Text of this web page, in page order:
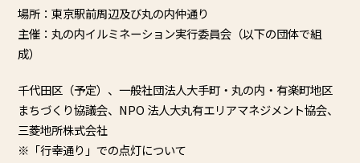
場所：東京駅前周辺及び丸の内仲通り
主催：丸の内イルミネーション実行委員会（以下の団体で組
成）
千代田区（予定）、一般社団法人大手町・丸の内・有楽町地区
まちづくり協議会、NPO 法人大丸有エリアマネジメント協会、
三菱地所株式会社
※「行幸通り」での点灯について